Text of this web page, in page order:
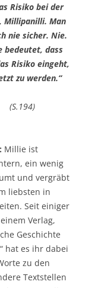
Risiko bei der
Millipanilli. Man
nie sicher. Nie.
bedeutet, dass
Risiko eingeht,
zu werden.“
(S.194)
Millie ist
ein wenig
und vergräbt
liebsten in
Seit einiger
Verlag,
Geschichte
hat es ihr dabei
zu den
Textstellen